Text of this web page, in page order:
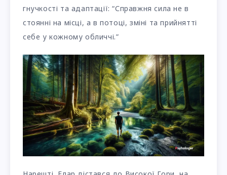
гнучкості та адаптації: “Справжня сила не в
стоянні на місці, а в потоці, зміні та прийнятті
себе у кожному обличчі.”